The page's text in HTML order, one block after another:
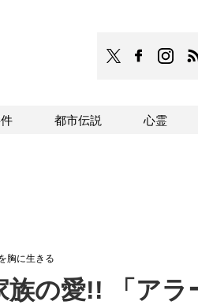
TOCANA
胸に生きる
族の愛!! 「アラ
都市伝説 心霊